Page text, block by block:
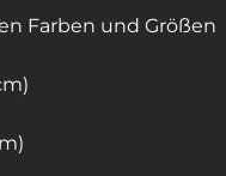
Farben und Größen